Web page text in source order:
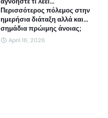
Περισσότερος πόλεμος στην
ημερήσια διάταξη αλλά και...
σημάδια πρώιμης άνοιας;
April 16, 2026